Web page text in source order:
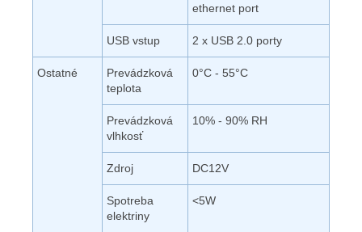
ethernet port
USB vstup 2 x USB 2.0 porty
Ostatné
Prevádzková
teplota
0°C - 55°C
Prevádzková
vlhkosť
10% - 90% RH
Zdroj DC12V
Spotreba
elektriny
<5W